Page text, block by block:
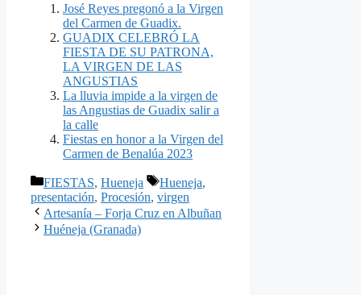
José Reyes pregonó a la Virgen
del Carmen de Guadix.
GUADIX CELEBRÓ LA
FIESTA DE SU PATRONA,
LA VIRGEN DE LAS
ANGUSTIAS
La lluvia impide a la virgen de
las Angustias de Guadix salir a
la calle
Fiestas en honor a la Virgen del
Carmen de Benalúa 2023
Categorías
FIESTAS, Hueneja Etiquetas
Hueneja,
presentación, Procesión, virgen
Artesanía – Forja Cruz en Albuñan
Huéneja (Granada)